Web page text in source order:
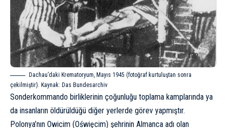
Dachau’daki Krematoryum, Mayıs 1945 (fotoğraf kurtuluştan sonra
çekilmiştir). Kaynak: Das Bundesarchiv
Sonderkommando birliklerinin çoğunluğu toplama kamplarında ya
da insanların öldürüldüğü diğer yerlerde görev yapmıştır.
Polonya’nın Owicim (Oświęcim) şehrinin Almanca adı olan